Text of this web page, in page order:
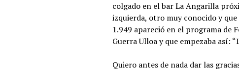
colgado en el bar La Angarilla
izquierda, otro muy conocido y
1.949 apareció en el programa de
Guerra Ulloa y que empezaba así:
Quiero antes de nada dar las